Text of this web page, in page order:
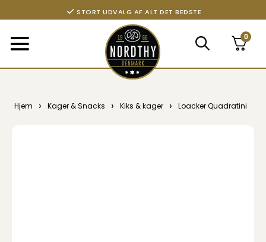
STORT UDVALG AF ALT DET BEDSTE
0
Hjem › Kager & Snacks › Kiks & kager › Loacker Quadratini